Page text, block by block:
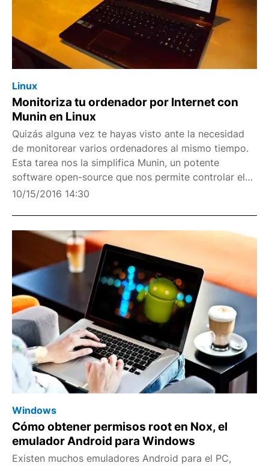
Linux
Monitoriza tu ordenador por Internet con
Munin en Linux
Quizás alguna vez te hayas visto ante la necesidad
de monitorear varios ordenadores al mismo tiempo.
Esta tarea nos la simplifica Munin, un potente
software open-source que nos permite controlar el
funcionamiento de un equipo --o varios-- que
10/15/2016 14:30
Windows
Cómo obtener permisos root en Nox, el
emulador Android para Windows
Existen muchos emuladores Android para el PC,